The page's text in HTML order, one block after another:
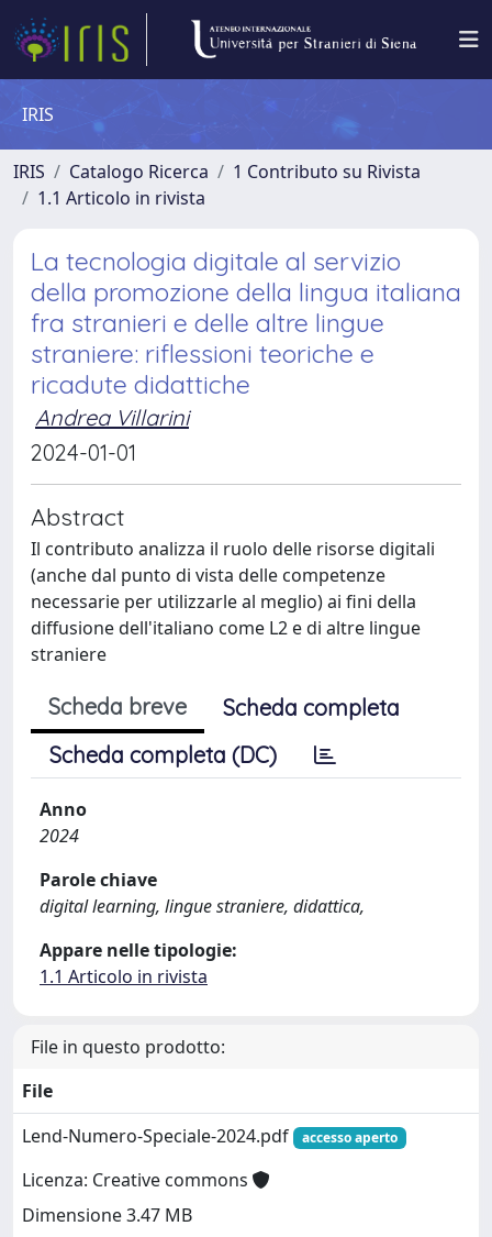
IRIS
IRIS Catalogo Ricerca
1 Contributo su Rivista
1.1 Articolo in rivista
La tecnologia digitale al servizio
della promozione della lingua italiana
fra stranieri e delle altre lingue
straniere: riflessioni teoriche e
ricadute didattiche
Andrea Villarini
2024-01-01
Abstract
Il contributo analizza il ruolo delle risorse digitali
(anche dal punto di vista delle competenze
necessarie per utilizzarle al meglio) ai fini della
diffusione dell'italiano come L2 e di altre lingue
straniere
Scheda breve
Scheda completa
Scheda completa (DC)
Anno
2024
Parole chiave
digital learning, lingue straniere, didattica,
Appare nelle tipologie:
1.1 Articolo in rivista
File in questo prodotto:
File
Lend-Numero-Speciale-2024.pdf
accesso aperto
Licenza: Creative commons
Dimensione 3.47 MB